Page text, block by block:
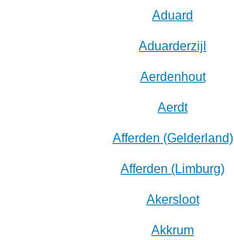
Aduard
Aduarderzijl
Aerdenhout
Aerdt
Afferden (Gelderland)
Afferden (Limburg)
Akersloot
Akkrum